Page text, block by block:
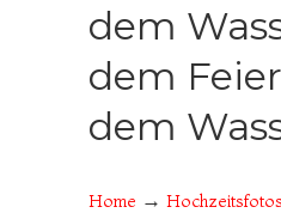
dem
dem
dem
Home → Hochzeitsfotos